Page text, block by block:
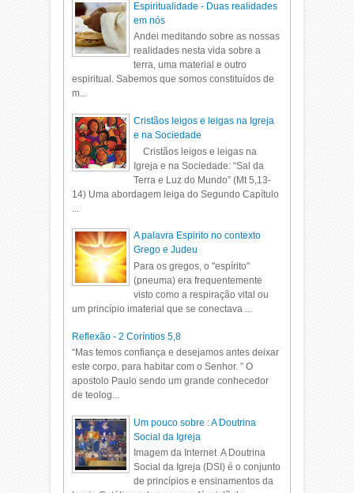
Espiritualidade - Duas realidades
em nós
Andei meditando sobre as nossas
realidades nesta vida sobre a
terra, uma material e outro
espiritual. Sabemos que somos constituídos de
m...
Cristãos leigos e leigas na Igreja
e na Sociedade
Cristãos leigos e leigas na
Igreja e na Sociedade: “Sal da
Terra e Luz do Mundo” (Mt 5,13-
14) Uma abordagem leiga do Segundo Capítulo
A palavra Espirito no contexto
Grego e Judeu
Para os gregos, o "espírito"
(pneuma) era frequentemente
visto como a respiração vital ou
um princípio imaterial que se conectava ...
Reflexão - 2 Coríntios 5,8
“Mas temos confiança e desejamos antes deixar
este corpo, para habitar com o Senhor. ” O
apostolo Paulo sendo um grande conhecedor
de teolog...
Um pouco sobre : A Doutrina
Social da Igreja
Imagem da Internet A Doutrina
Social da Igreja (DSI) é o conjunto
de princípios e ensinamentos da